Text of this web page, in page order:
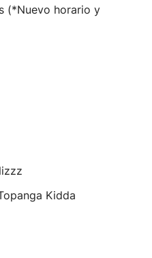
(*Nuevo horario y
Kidda